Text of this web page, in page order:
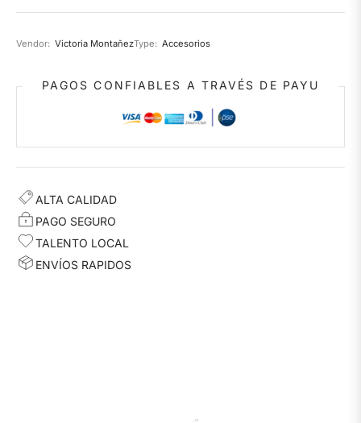
Vendor: Victoria MontañezType: Accesorios
PAGOS CONFIABLES A TRAVÉS DE PAYU
ALTA CALIDAD
PAGO SEGURO
TALENTO LOCAL
ENVÍOS RAPIDOS